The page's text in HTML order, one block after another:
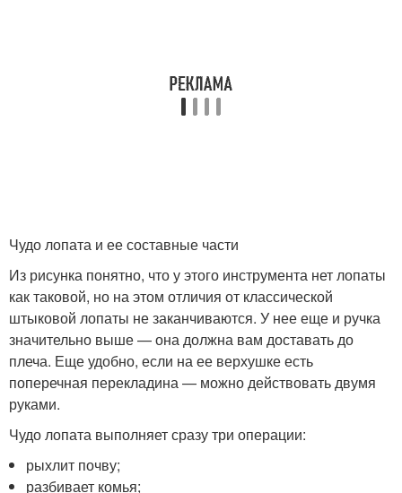
Чудо лопата и ее составные части
Из рисунка понятно, что у этого инструмента нет лопаты
как таковой, но на этом отличия от классической
штыковой лопаты не заканчиваются. У нее еще и ручка
значительно выше — она должна вам доставать до
плеча. Еще удобно, если на ее верхушке есть
поперечная перекладина — можно действовать двумя
руками.
Чудо лопата выполняет сразу три операции:
рыхлит почву;
разбивает комья;